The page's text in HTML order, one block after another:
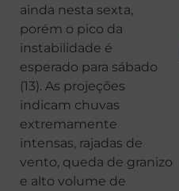
ainda nesta sexta,
porém o pico da
instabilidade é
esperado para sábado
(13). As projeções
indicam chuvas
extremamente
intensas, rajadas de
vento, queda de granizo
e alto volume de